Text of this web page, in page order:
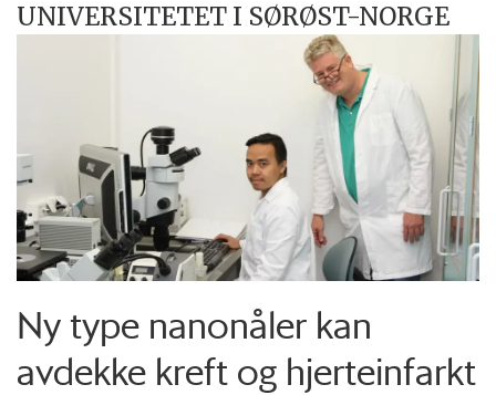
UNIVERSITETET I SØRØST-NORGE
Ny type nanonåler kan
avdekke kreft og hjerteinfarkt